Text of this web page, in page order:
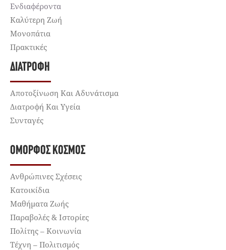
Ενδιαφέροντα
Καλύτερη Ζωή
Μονοπάτια
Πρακτικές
ΔΙΑΤΡΟΦΉ
Αποτοξίνωση Και Αδυνάτισμα
Διατροφή Και Υγεία
Συνταγές
ΌΜΟΡΦΟΣ ΚΌΣΜΟΣ
Ανθρώπινες Σχέσεις
Κατοικίδια
Μαθήματα Ζωής
Παραβολές & Ιστορίες
Πολίτης – Κοινωνία
Τέχνη – Πολιτισμός